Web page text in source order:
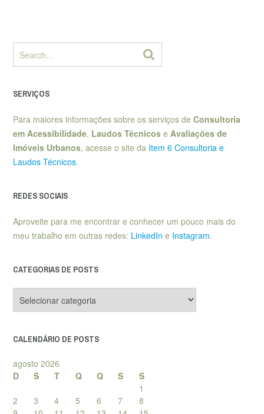
SERVIÇOS
Para maiores informações sobre os serviços de Consultoria
em Acessibilidade, Laudos Técnicos e Avaliações de
Imóveis Urbanos, acesse o site da Item 6 Consultoria e
Laudos Técnicos.
REDES SOCIAIS
Aproveite para me encontrar e conhecer um pouco mais do
meu trabalho em outras redes: LinkedIn e Instagram.
CATEGORIAS DE POSTS
de
CALENDÁRIO DE POSTS
agosto 2026
D
S T Q Q S
S
1
2
3 4 5 6 7
8